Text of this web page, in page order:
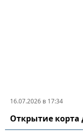
16.07.2026 в 17:34
Открытие корта